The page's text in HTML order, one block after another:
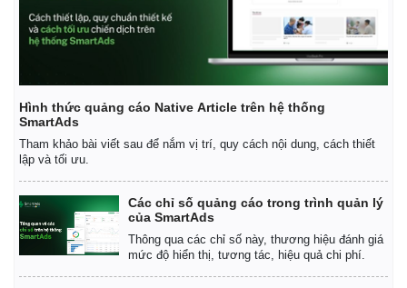
Hình thức quảng cáo Native Article trên hệ thống
SmartAds
Tham khảo bài viết sau để nắm vị trí, quy cách nội dung, cách thiết
lập và tối ưu.
Các chỉ số quảng cáo trong trình quản lý
của SmartAds
Thông qua các chỉ số này, thương hiệu đánh giá
mức độ hiển thị, tương tác, hiệu quả chi phí.